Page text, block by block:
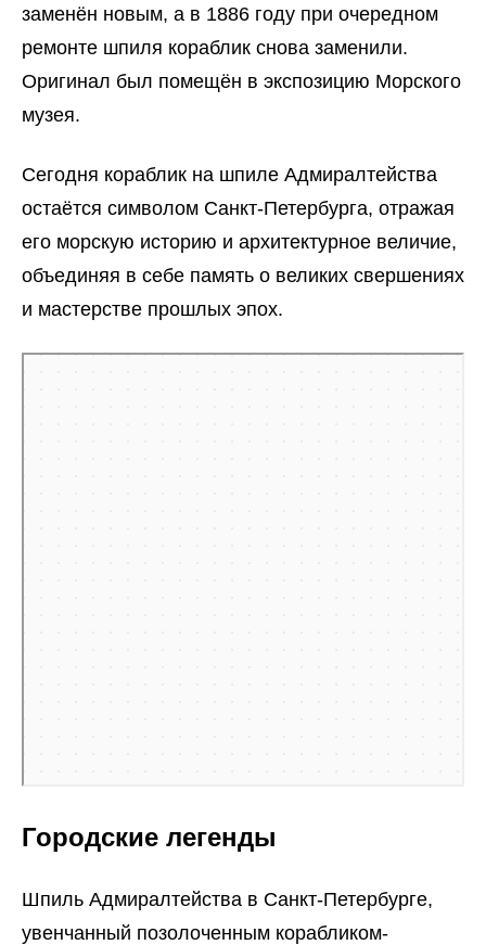
заменён новым, а в 1886 году при очередном
ремонте шпиля кораблик снова заменили.
Оригинал был помещён в экспозицию Морского
музея.
Сегодня кораблик на шпиле Адмиралтейства
остаётся символом Санкт-Петербурга, отражая
его морскую историю и архитектурное величие,
объединяя в себе память о великих свершениях
и мастерстве прошлых эпох.
Городские легенды
Шпиль Адмиралтейства в Санкт-Петербурге,
увенчанный позолоченным корабликом-